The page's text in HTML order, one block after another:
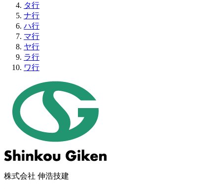
タ行
ナ行
ハ行
マ行
ヤ行
ラ行
ワ行
株式会社 伸浩技建